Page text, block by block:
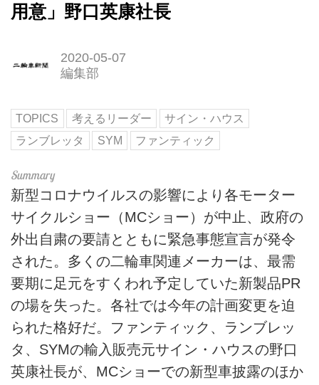
用意」野口英康社長
2020-05-07
編集部
TOPICS 考えるリーダー
サイン・ハウス
ランブレッタ
SYM ファンティック
新型コロナウイルスの影響により各モーター
サイクルショー（MCショー）が中止、政府の
外出自粛の要請とともに緊急事態宣言が発令
された。多くの二輪車関連メーカーは、最需
要期に足元をすくわれ予定していた新製品PR
の場を失った。各社では今年の計画変更を迫
られた格好だ。ファンティック、ランブレッ
タ、SYMの輸入販売元サイン・ハウスの野口
英康社長が、MCショーでの新型車披露のほか